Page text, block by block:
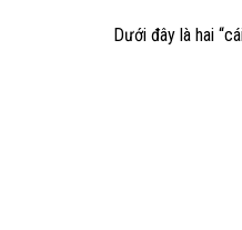
Dưới đây là hai